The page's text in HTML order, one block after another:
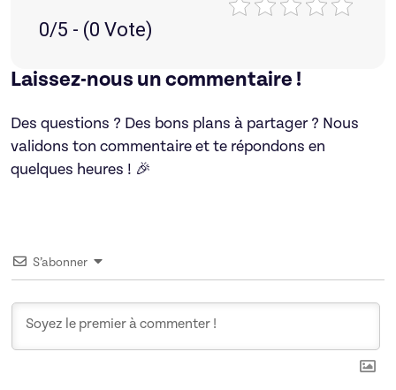
0/5 - (0 Vote)
Laissez-nous un commentaire !
Des questions ? Des bons plans à partager ? Nous
validons ton commentaire et te répondons en
quelques heures ! 🎉
S’abonner